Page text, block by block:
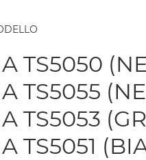
TS5050
TS5055
TS5053
TS5051